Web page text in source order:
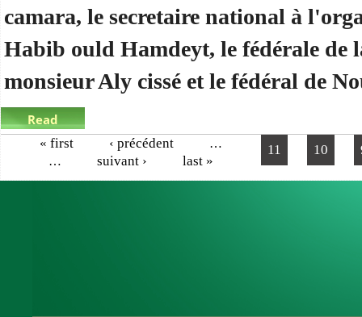
camara, le secretaire national à
Habib ould Hamdeyt, le fédérale de
monsieur Aly cissé et le fédéral de
Read
moreabout le président visite la région de guidimagha
« first ‹ précédent … 10
11
… suivant › last »